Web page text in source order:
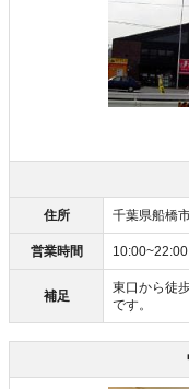
住所 千葉県船橋
営業時間 10:00~22:00
補足
東口から徒
です。